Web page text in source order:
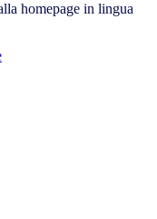
homepage in lingua